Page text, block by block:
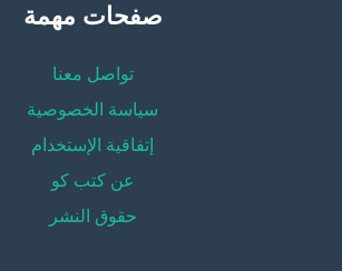
صفحات مهمة
تواصل معنا
سياسة الخصوصية
إتفاقية الإستخدام
عن كتب كو
حقوق النشر